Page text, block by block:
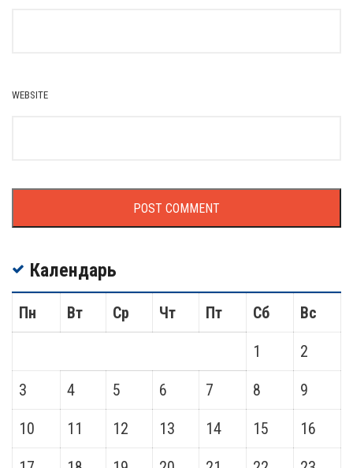
WEBSITE
Календарь
Пн Вт Ср Чт Пт Сб Вс
1 2
3 4 5 6 7 8 9
10 11 12 13 14 15 16